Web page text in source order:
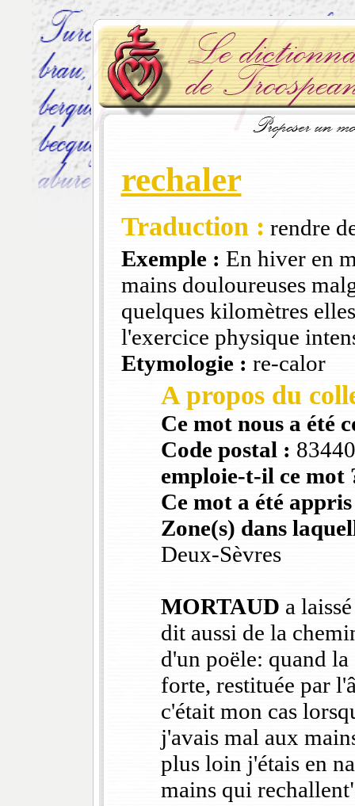
rechaler
Traduction : rendre
Exemple : En hiver en
mains douloureuses
quelques kilomètres
l'exercice physique
Etymologie : re-calor
A propos du
Ce mot nous a été
Code postal :
emploie-t-il ce mot
Ce mot a été
Zone(s) dans
Deux-Sèvres
MORTAUD a
dit aussi de la
d'un poële: quand
forte, restituée par
c'était mon cas
j'avais mal aux
plus loin j'étais en
mains qui